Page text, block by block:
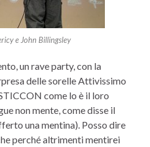
e John Billingsley
un rave party, con la
delle sorelle Attivissimo
come lo è il loro
non mente, come disse il
una mentina). Posso dire
perché altrimenti mentirei